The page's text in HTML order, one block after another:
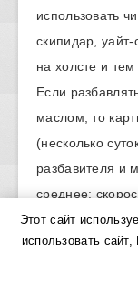
использовать
скипидар,
на холсте и
Если
маслом, то
(несколько
разбавителя и
среднее:
суток, не
осыпания
Этот сайт
использовать